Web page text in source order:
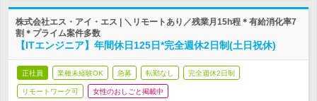
株式会社エス・アイ・エス | ＼リモートあり／残業月15h程＊有給消化率7
割＊プライム案件多数
【ITエンジニア】年間休日125日*完全週休2日制(土日祝休)
正社員 業種未経験OK 急募 転勤なし 完全週休2日制
リモートワーク可 女性のおしごと掲載中